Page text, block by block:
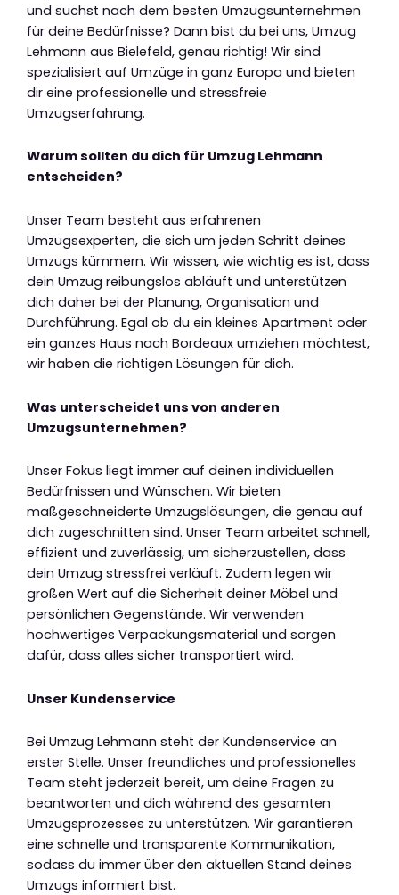
und suchst nach dem besten Umzugsunternehmen
für deine Bedürfnisse? Dann bist du bei uns, Umzug
Lehmann aus Bielefeld, genau richtig! Wir sind
spezialisiert auf Umzüge in ganz Europa und bieten
dir eine professionelle und stressfreie
Umzugserfahrung.
Warum sollten du dich für Umzug Lehmann
entscheiden?
Unser Team besteht aus erfahrenen
Umzugsexperten, die sich um jeden Schritt deines
Umzugs kümmern. Wir wissen, wie wichtig es ist, dass
dein Umzug reibungslos abläuft und unterstützen
dich daher bei der Planung, Organisation und
Durchführung. Egal ob du ein kleines Apartment oder
ein ganzes Haus nach Bordeaux umziehen möchtest,
wir haben die richtigen Lösungen für dich.
Was unterscheidet uns von anderen
Umzugsunternehmen?
Unser Fokus liegt immer auf deinen individuellen
Bedürfnissen und Wünschen. Wir bieten
maßgeschneiderte Umzugslösungen, die genau auf
dich zugeschnitten sind. Unser Team arbeitet schnell,
effizient und zuverlässig, um sicherzustellen, dass
dein Umzug stressfrei verläuft. Zudem legen wir
großen Wert auf die Sicherheit deiner Möbel und
persönlichen Gegenstände. Wir verwenden
hochwertiges Verpackungsmaterial und sorgen
dafür, dass alles sicher transportiert wird.
Unser Kundenservice
Bei Umzug Lehmann steht der Kundenservice an
erster Stelle. Unser freundliches und professionelles
Team steht jederzeit bereit, um deine Fragen zu
beantworten und dich während des gesamten
Umzugsprozesses zu unterstützen. Wir garantieren
eine schnelle und transparente Kommunikation,
sodass du immer über den aktuellen Stand deines
Umzugs informiert bist.